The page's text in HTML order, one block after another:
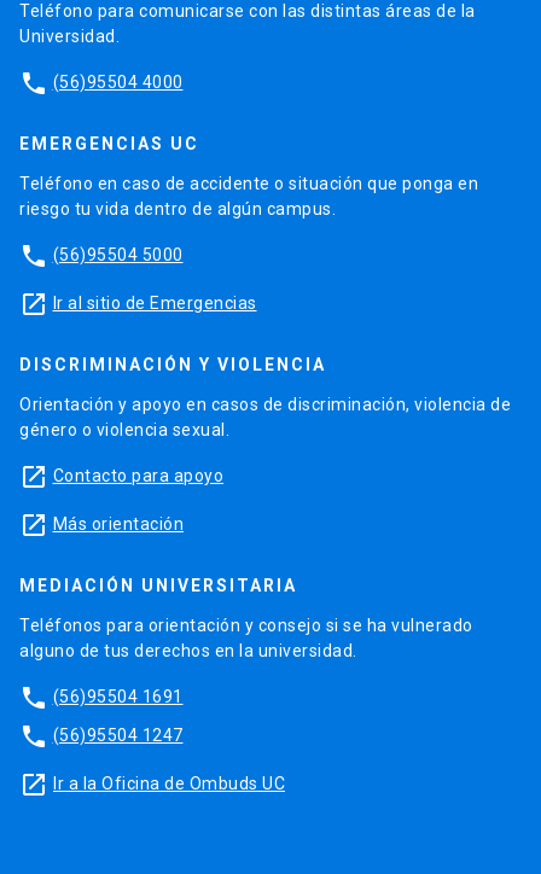
Teléfono para comunicarse con las distintas áreas de la
Universidad.
phone (56)95504 4000
EMERGENCIAS UC
Teléfono en caso de accidente o situación que ponga en
riesgo tu vida dentro de algún campus.
phone (56)95504 5000
launch Ir al sitio de Emergencias
DISCRIMINACIÓN Y VIOLENCIA
Orientación y apoyo en casos de discriminación, violencia de
género o violencia sexual.
launch Contacto para apoyo
launch Más orientación
MEDIACIÓN UNIVERSITARIA
Teléfonos para orientación y consejo si se ha vulnerado
alguno de tus derechos en la universidad.
phone (56)95504 1691
phone (56)95504 1247
launch Ir a la Oficina de Ombuds UC